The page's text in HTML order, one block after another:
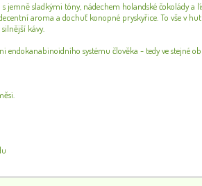
s jemně sladkými tóny, nádechem holandské čokolády a
aroma a dochuť konopné pryskyřice. To vše v
kávy.
endokanabinoidního systému člověka - tedy ve stejné